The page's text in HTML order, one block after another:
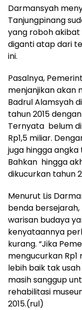
Darmansyah
Tanjungpinang
yang roboh
diganti atap dari
ini.
Pasalnya,
menjanjikan akan
Badrul Alamsyah
tahun 2015
Ternyata belum
Rp1,5 miliar.
juga hingga angka
Bahkan hingga
dikucurkan tahun
Menurut Lis
benda
warisan budaya
kenyataannya
kurang. “Jika
mengucurkan
lebih baik tak
masih sanggup
rehabilitasi
2015.(rul)